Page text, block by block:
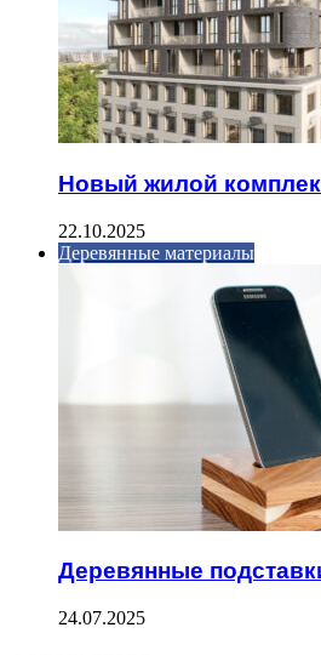
Новый жилой
22.10.2025
Деревянные материалы
Деревянные
24.07.2025